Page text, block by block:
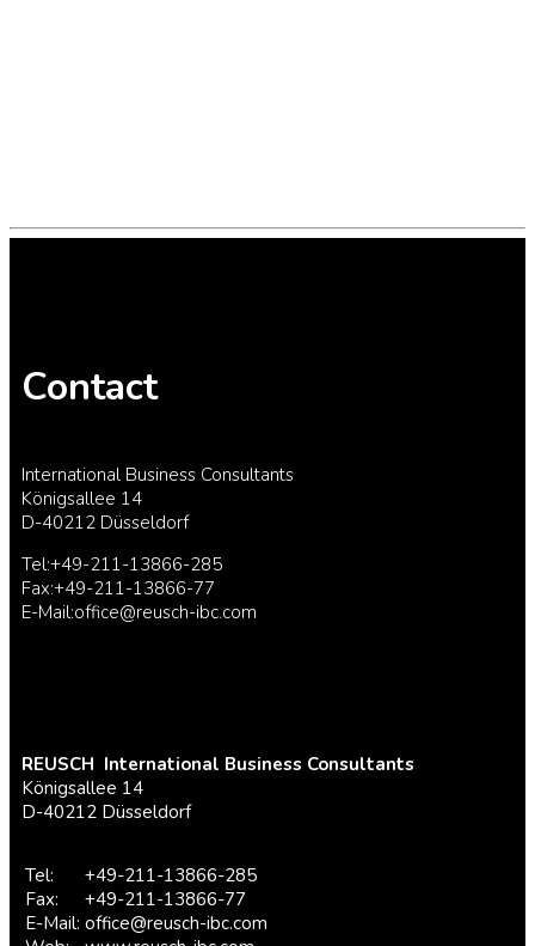
Contact
International Business Consultants
Königsallee 14
D-40212 Düsseldorf
Tel:+49-211-13866-285
Fax:+49-211-13866-77
E-Mail:office@reusch-ibc.com
REUSCH International Business Consultants
Königsallee 14
D-40212 Düsseldorf
Tel:
Fax:
E-Mail:
+49-211-13866-285
+49-211-13866-77
office@reusch-ibc.com